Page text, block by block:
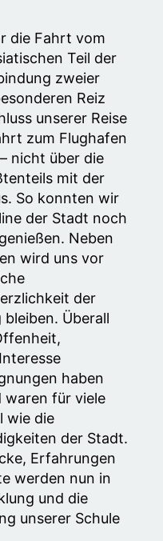
die Fahrt vom
Teil der
zweier
Reiz
unserer Reise
zum Flughafen
nicht über die
mit der
So konnten wir
der Stadt noch
Neben
wird uns vor
der
Überall
haben
waren für viele
wie die
der Stadt.
Erfahrungen
werden nun in
und die
unserer Schule